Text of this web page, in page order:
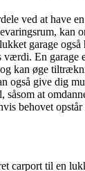
ved at have
kan
garage også
En garage
kan øge
også give dig
såsom at
behovet
carport til en